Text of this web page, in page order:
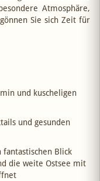
Atmosphäre,
Sie sich Zeit für
und kuscheligen
und gesunden
Blick
die weite Ostsee mit